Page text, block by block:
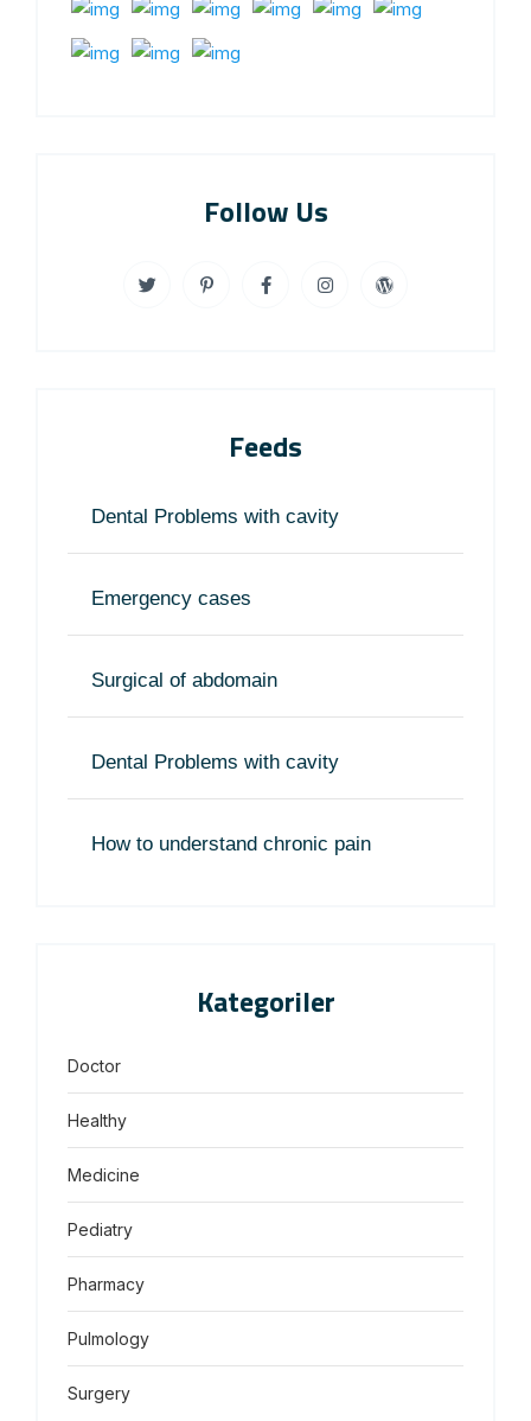
Follow Us
Feeds
Dental Problems with cavity
Emergency cases
Surgical of abdomain
Dental Problems with cavity
How to understand chronic pain
Kategoriler
Doctor
Healthy
Medicine
Pediatry
Pharmacy
Pulmology
Surgery